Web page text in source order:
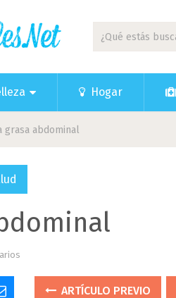
Hogar
grasa abdominal
ARTÍCULO PREVIO